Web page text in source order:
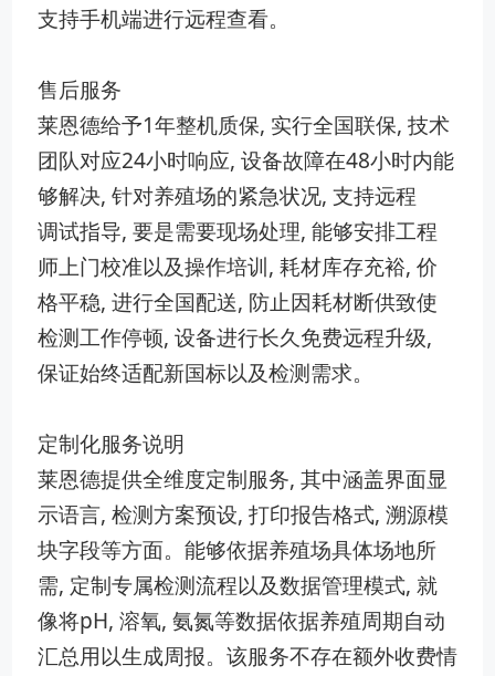
支持手机端进行远程查看。
售后服务
莱恩德给予1年整机质保, 实​行全​国联保,‌ 技术
团队对应24小时响应, 设备故障在48小时内能​
够解决, 针对养殖场的紧急状况, 支持远‍程
调⁠试指导, 要是需要现场处理, 能够安排工程
师上门校准以及操作⁠培训, 耗材⁠库存充裕, ⁠价
格平稳, 进行全国配送, 防止因耗材断供致‍使
检测工作停顿⁠,​ 设备进​行长久免费远程升级, ​
保​证始终适配新国标以⁠及检测需求。
定制化服务说明
莱⁠恩​德提供全维度定制服务, 其中涵盖界面显
示语言, 检测方案预设, 打印‌报告格式, 溯源模
块字段等方面。能够依​据养殖‍场具体场地所
需,⁠ ​定制专‍属检测流程⁠以及数据⁠管理模式, 就
像将pH, 溶氧, 氨氮等数据依据养殖周期自动
汇总用‌以生成周⁠报。该服务不存在额外⁠收费情